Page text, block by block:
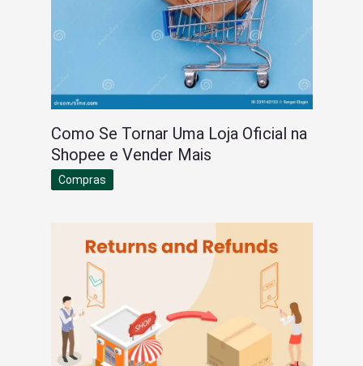
Como Se Tornar Uma Loja Oficial na
Shopee e Vender Mais
Compras